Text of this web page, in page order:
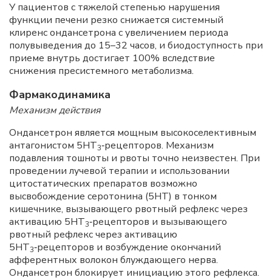
У пациентов с тяжелой степенью нарушения
функции печени резко снижается системный
клиренс ондансетрона с увеличением периода
полувыведения до 15–32 часов, и биодоступность при
приеме внутрь достигает 100% вследствие
снижения пресистемного метаболизма.
Фармакодинамика
Механизм действия
Ондансетрон является мощным высокоселективным
антагонистом 5HT3‑рецепторов. Механизм
подавления тошноты и рвоты точно неизвестен. При
проведении лучевой терапии и использовании
цитостатических препаратов возможно
высвобождение серотонина (5HT) в тонком
кишечнике, вызывающего рвотный рефлекс через
активацию 5HT3‑рецепторов и вызывающего
рвотный рефлекс через активацию
5HT3‑рецепторов и возбуждение окончаний
афферентных волокон блуждающего нерва.
Ондансетрон блокирует инициацию этого рефлекса.